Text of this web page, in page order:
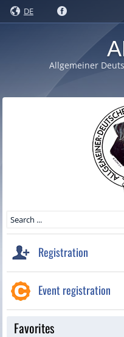
DE
Allgemeiner
Registration
Event registration
Favorites